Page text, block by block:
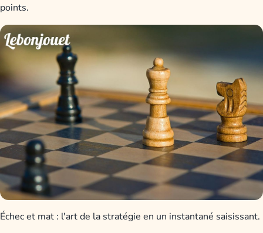
points.
Échec et mat : l'art de la stratégie en un instantané saisissant.